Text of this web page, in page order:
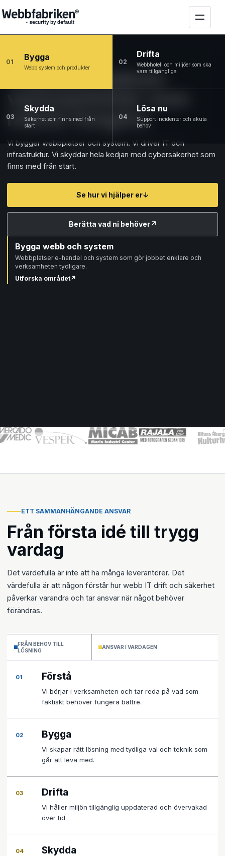
Tekniken bakom
verksamheter som
måste fungera
Vi bygger webbplatser och system. Vi driver IT och
infrastruktur. Vi skyddar hela kedjan med cybersäkerhet som
finns med från start.
Se hur vi hjälper er↓
Berätta vad ni behöver↗
Bygga webb och system
Webbplatser e-handel och system som gör jobbet enklare och
verksamheten tydligare.
Utforska området↗
01 Bygga
Webb system och produkter
02
Drifta
Webbhotell och miljöer som ska
vara tillgängliga
03
Skydda
Säkerhet som finns med från
start
04
Lösa nu
Support incidenter och akuta
behov
ETT SAMMANHÄNGANDE ANSVAR
Från första idé till trygg
vardag
Det värdefulla är inte att ha många leverantörer. Det
värdefulla är att någon förstår hur webb IT drift och säkerhet
påverkar varandra och tar ansvar när något behöver
förändras.
FRÅN BEHOV TILL
LÖSNING
ANSVAR I VARDAGEN
01 Förstå
Vi börjar i verksamheten och tar reda på vad som
faktiskt behöver fungera bättre.
02 Bygga
Vi skapar rätt lösning med tydliga val och teknik som
går att leva med.
03 Drifta
Vi håller miljön tillgänglig uppdaterad och övervakad
över tid.
04 Skydda